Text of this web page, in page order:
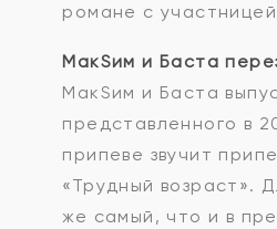
романе с
МакSим и Баста
МакSим и Баста
представленного в
припеве звучит
«Трудный возраст».
же самый, что и в